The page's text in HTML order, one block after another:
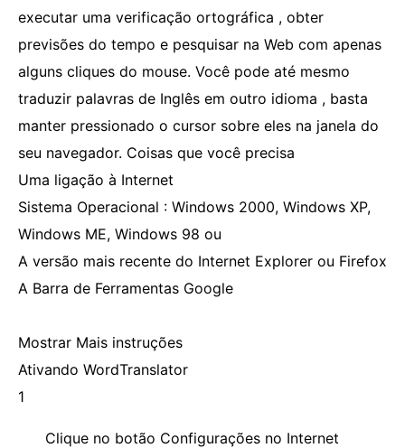
executar uma verificação ortográfica , obter
previsões do tempo e pesquisar na Web com apenas
alguns cliques do mouse. Você pode até mesmo
traduzir palavras de Inglês em outro idioma , basta
manter pressionado o cursor sobre eles na janela do
seu navegador. Coisas que você precisa
Uma ligação à Internet
Sistema Operacional : Windows 2000, Windows XP,
Windows ME, Windows 98 ou
A versão mais recente do Internet Explorer ou Firefox
A Barra de Ferramentas Google
Mostrar Mais instruções
Ativando WordTranslator
1
Clique no botão Configurações no Internet